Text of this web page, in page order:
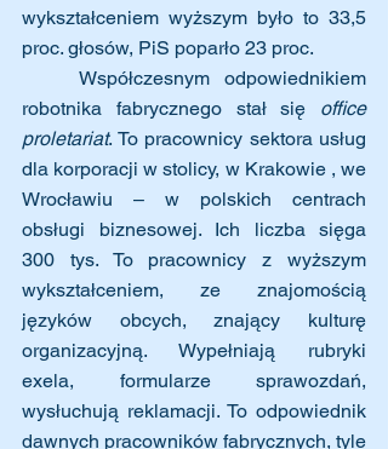
wykształceniem wyższym było to 33,5
proc. głosów, PiS poparło 23 proc.
    Współczesnym odpowiednikiem
robotnika fabrycznego stał się office
proletariat. To pracownicy sektora usług
dla korporacji w stolicy, w Krakowie , we
Wrocławiu – w polskich centrach
obsługi biznesowej. Ich liczba sięga
300 tys. To pracownicy z wyższym
wykształceniem, ze znajomością
języków obcych, znający kulturę
organizacyjną. Wypełniają rubryki
exela, formularze sprawozdań,
wysłuchują reklamacji. To odpowiednik
dawnych pracowników fabrycznych, tyle